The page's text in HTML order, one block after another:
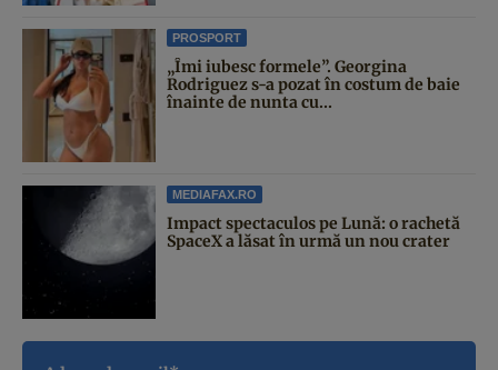
PROSPORT
„Îmi iubesc formele”. Georgina
Rodriguez s-a pozat în costum de baie
înainte de nunta cu...
MEDIAFAX.RO
Impact spectaculos pe Lună: o rachetă
SpaceX a lăsat în urmă un nou crater